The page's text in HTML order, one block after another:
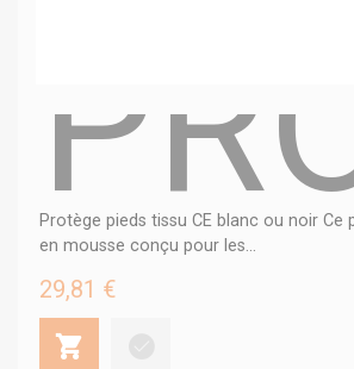
Protège pieds tissu CE blanc ou noir Ce
en mousse conçu pour les...
29,81 €